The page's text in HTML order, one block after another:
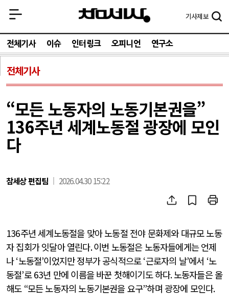
기사제보
전체기사 이슈 인터링크 오피니언 연구소
전체기사
“모든 노동자의 노동기본권을”
136주년 세계노동절 광장에 모인
다
참세상 편집팀 2026.04.30 15:22
136주년 세계노동절을 맞아 노동절 전야 문화제와 대규모 노동
자 집회가 잇달아 열린다.이번 노동절은 노동자들에게는 언제
나‘노동절’이었지만 정부가 공식적으로‘근로자의 날’에서 ‘노
동절’로63년 만에 이름을 바꾼 첫해이기도 하다.노동자들은 올
해도 “모든 노동자의 노동기본권을 요구”하며 광장에 모인다.